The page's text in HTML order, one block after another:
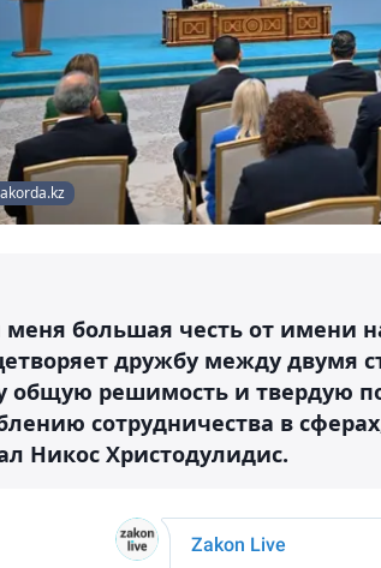
большая честь от имени
дружбу между двумя
общую решимость и твердую
сотрудничества в
Никос Христодулидис.